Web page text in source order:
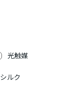
光触媒
シルク